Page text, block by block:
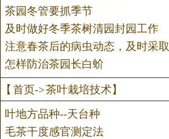
茶园冬管要抓季节
及时做好冬季茶树清园封园工作
注意春茶后的病虫动态，及时采取
怎样防治茶园长白蚧
【 首页->茶叶栽培技术】
叶地方品种--天台种
毛茶干度感官测定法